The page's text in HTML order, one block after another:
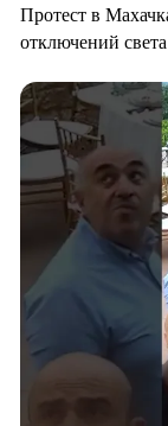
Протест в
отключений света